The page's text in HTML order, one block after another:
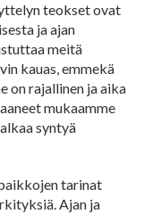
teokset ovat
ja ajan
meitä
kauas, emmekä
on rajallinen ja aika
mukaamme
syntyä
tarinat
Ajan ja